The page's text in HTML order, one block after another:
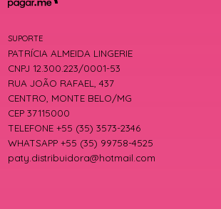
SUPORTE
PATRÍCIA ALMEIDA LINGERIE
CNPJ 12.300.223/0001-53
RUA JOÃO RAFAEL, 437
CENTRO, MONTE BELO/MG
CEP 37115000
TELEFONE +55 (35) 3573-2346
WHATSAPP +55 (35) 99758-4525
paty.distribuidora@hotmail.com